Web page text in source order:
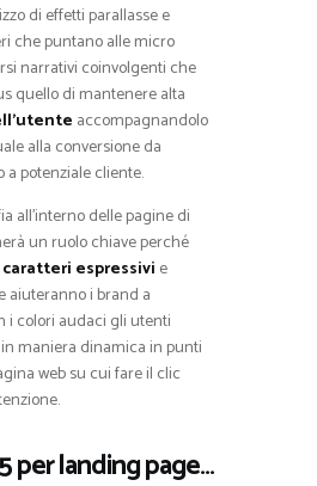
di effetti parallasse e
che puntano alle micro
narrativi coinvolgenti che
quello di mantenere alta
accompagnandolo
alla conversione da
potenziale cliente.
all’interno delle pagine di
un ruolo chiave perché
caratteri espressivi e
aiuteranno i brand a
i colori audaci gli utenti
maniera dinamica in punti
web su cui fare il clic
per landing page…